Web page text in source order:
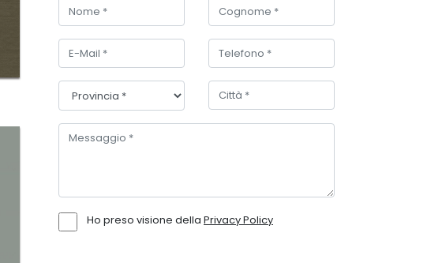
Ho preso visione della Privacy Policy